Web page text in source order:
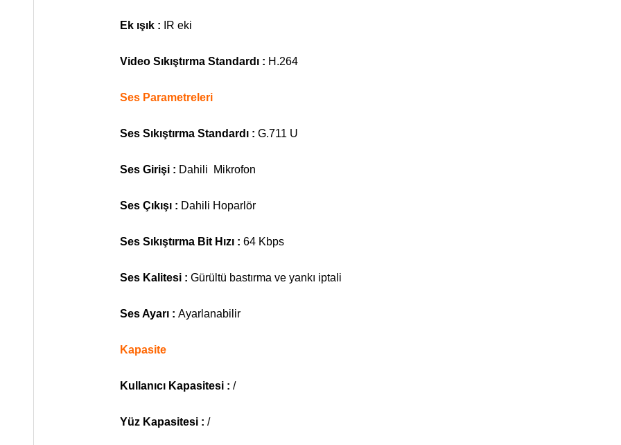
Ek ışık : IR eki
Video Sıkıştırma Standardı : H.264
Ses Parametreleri
Ses Sıkıştırma Standardı : G.711 U
Ses Girişi : Dahili Mikrofon
Ses Çıkışı : Dahili Hoparlör
Ses Sıkıştırma Bit Hızı : 64 Kbps
Ses Kalitesi : Gürültü bastırma ve yankı iptali
Ses Ayarı : Ayarlanabilir
Kapasite
Kullanıcı Kapasitesi : /
Yüz Kapasitesi : /